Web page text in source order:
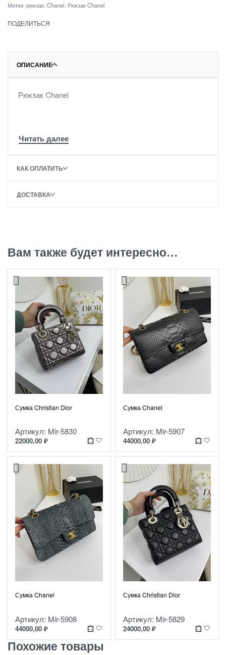
Метки: рюкзак Chanel Рюкзак Chanel
ПОДЕЛИТЬСЯ
ОПИСАНИЕ
Рюкзак Chanel
КАК ОПЛАТИТЬ
ДОСТАВКА
Вам также будет интересно…
Сумка Christian Dior
Артикул: Mir-5830
22000,00 ₽
Сумка Chanel
Артикул: Mir-5907
44000,00 ₽
Сумка Chanel
Артикул: Mir-5908
44000,00 ₽
Сумка Christian Dior
Артикул: Mir-5829
24000,00 ₽
Похожие товары